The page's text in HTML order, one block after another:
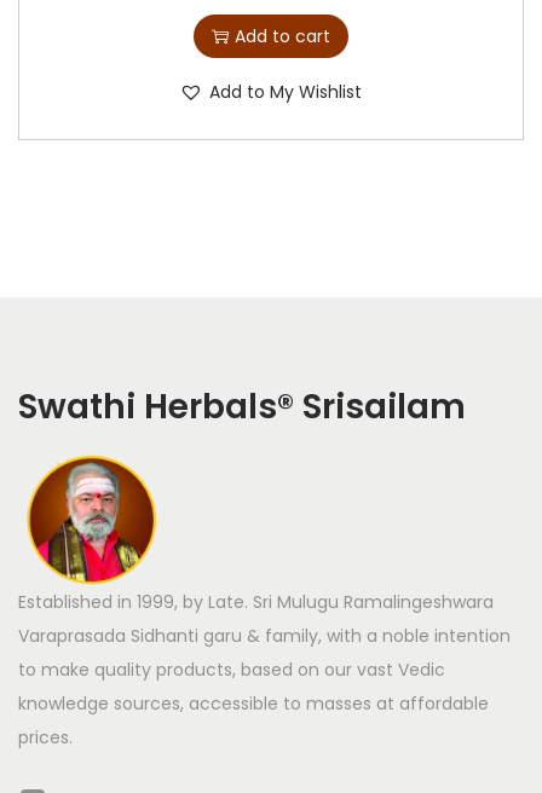
Add to cart
Add to My Wishlist
Swathi Herbals® Srisailam
Established in 1999, by Late. Sri Mulugu Ramalingeshwara
Varaprasada Sidhanti garu & family, with a noble intention
to make quality products, based on our vast Vedic
knowledge sources, accessible to masses at affordable
prices.